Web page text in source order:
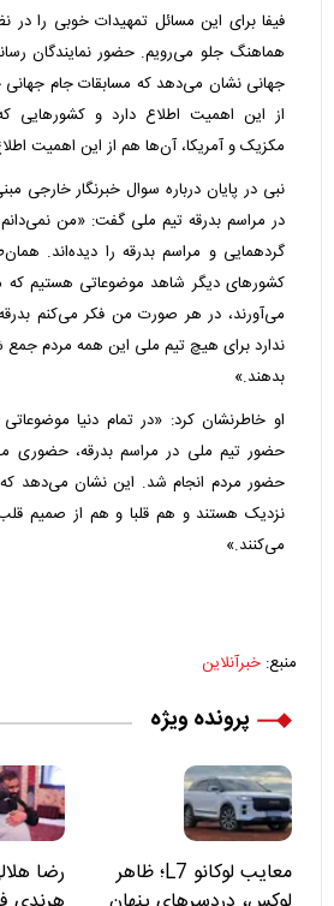
فیفا برای این مسائل تمهیدات خوبی را در
هماهنگ جلو می‌رویم. حضور نمایندگان
جهانی نشان می‌دهد که مسابقات جام
از این اهمیت اطلاع دارد و کشورهایی که
مکزیک و آمریکا، آن‌ها هم از این اهمیت
نبی در پایان درباره سوال خبرنگار خارجی
در مراسم بدرقه تیم ملی گفت: «من
گردهمایی و مراسم بدرقه را دیده‌اند.
کشورهای دیگر شاهد موضوعاتی هستیم که
می‌آورند، در هر صورت من فکر می‌کنم
ندارد برای هیچ تیم ملی این همه مردم جمع
بدهند.»
او خاطرنشان کرد: «در تمام دنیا
حضور تیم ملی در مراسم بدرقه، حضوری
حضور مردم انجام شد. این نشان می‌دهد که
نزدیک هستند و هم قلبا و هم از صمیم
می‌کنند.»
منبع: خبرآنلاین
پرونده ویژه
معایب لوکانو L7؛ ظاهر
رضا